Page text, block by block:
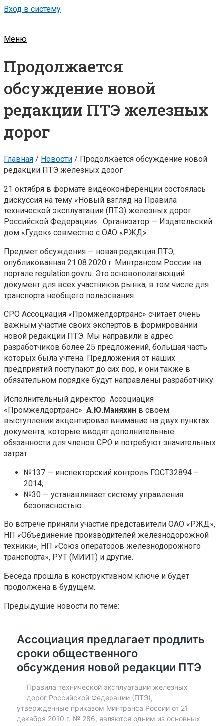
Вход в систему
Меню
Продолжается
обсуждение новой
редакции ПТЭ железных
дорог
Главная / Новости / Продолжается обсуждение новой
редакции ПТЭ железных дорог
21 октября в формате видеоконференции состоялась
дискуссия на тему «Новый взгляд на Правила
технической эксплуатации (ПТЭ) железных дорог
Российской Федерации». Организатор — Издательский
дом «Гудок» совместно с ОАО «РЖД».
Предмет обсуждения — новая редакция ПТЭ,
опубликованная 21.08.2020 г. Минтрансом России на
портале regulation.gov.ru. Это основополагающий
документ для всех участников рынка, в том числе для
транспорта необщего пользования.
СРО Ассоциация «Промжелдортранс» считает очень
важным участие своих экспертов в формировании
новой редакции ПТЭ. Мы направили в адрес
разработчиков более 25 предложений, большая часть
которых была учтена. Предложения от наших
предприятий поступают до сих пор, и они также в
обязательном порядке будут направлены разработчику.
Исполнительный директор Ассоциация
«Промжелдортранс» А.Ю.Маняхин в своем
выступлении акцентировал внимание на двух пунктах
документа, которые вводят дополнительные
обязанности для членов СРО и потребуют значительных
затрат:
№137 — инспекторский контроль ГОСТ32894 –
2014;
№30 — устанавливает систему управления
безопасностью.
Во встрече приняли участие представители ОАО «РЖД»,
НП «Объединение производителей железнодорожной
техники», НП «Союз операторов железнодорожного
транспорта», РУТ (МИИТ) и другие.
Беседа прошла в конструктивном ключе и будет
продолжена в будущем.
Предыдущие новости по теме: